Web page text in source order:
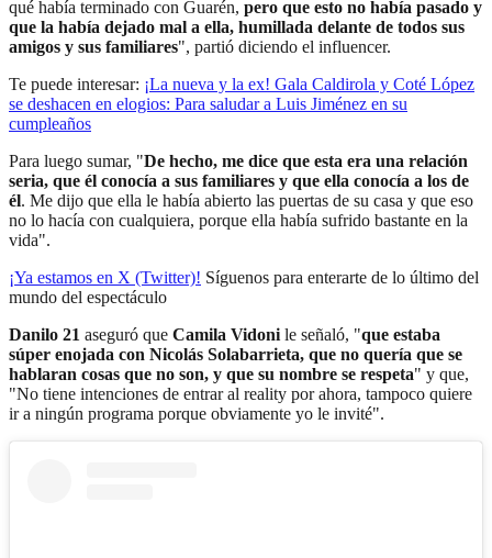
qué había terminado con Guarén, pero que esto no había pasado y
que la había dejado mal a ella, humillada delante de todos sus
amigos y sus familiares", partió diciendo el influencer.
Te puede interesar: ¡La nueva y la ex! Gala Caldirola y Coté López
se deshacen en elogios: Para saludar a Luis Jiménez en su
cumpleaños
Para luego sumar, "De hecho, me dice que esta era una relación
seria, que él conocía a sus familiares y que ella conocía a los de
él. Me dijo que ella le había abierto las puertas de su casa y que eso
no lo hacía con cualquiera, porque ella había sufrido bastante en la
vida".
¡Ya estamos en X (Twitter)! Síguenos para enterarte de lo último del
mundo del espectáculo
Danilo 21 aseguró que Camila Vidoni le señaló, "que estaba
súper enojada con Nicolás Solabarrieta, que no quería que se
hablaran cosas que no son, y que su nombre se respeta" y que,
"No tiene intenciones de entrar al reality por ahora, tampoco quiere
ir a ningún programa porque obviamente yo le invité".